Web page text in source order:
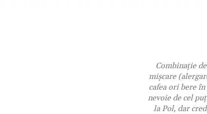
Combinaţie
mişcare
cafea ori bere
nevoie de cel
la Pol, dar